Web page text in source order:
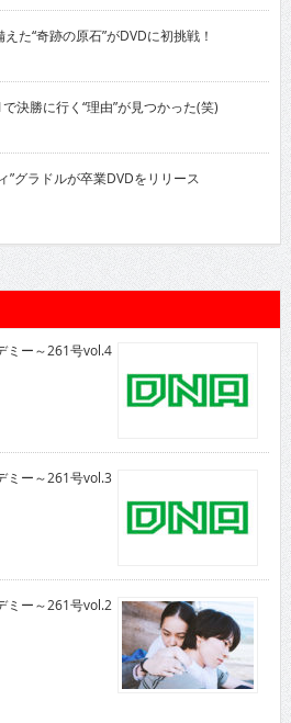
た“奇跡の原石”がDVDに初挑戦！
決勝に行く“理由”が見つかった(笑)
グラドルが卒業DVDをリリース
ミー～261号vol.4
ミー～261号vol.3
ミー～261号vol.2